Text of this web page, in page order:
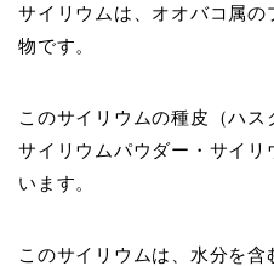
サイリウムは、オオバコ属
物です。
このサイリウムの種皮（ハス
サイリウムパウダー・サイリ
います。
このサイリウムは、水分を